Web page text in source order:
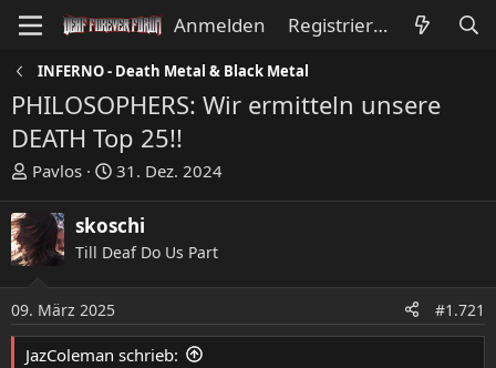
Anmelden Registrieren
INFERNO - Death Metal & Black Metal
PHILOSOPHERS: Wir ermitteln unsere
DEATH Top 25!!
E
t
e
l
e
r
Pavlos
E
s
t
e
l
t
a
31. Dez. 2024
skoschi
Till Deaf Do Us Part
09. März 2025 #1.721
JazColeman schrieb: